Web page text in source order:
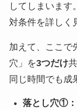
してしまいます
対条件を詳しく
加えて、ここで
穴」を3つだけ
同じ時間でも成
落とし穴①：